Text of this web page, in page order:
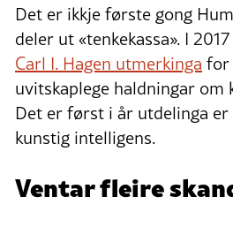
Det er ikkje første gong
deler ut «tenkekassa». I 2017
Carl I. Hagen utmerkinga for
uvitskaplege haldningar om
Det er først i år utdelinga
kunstig intelligens.
Ventar fleire